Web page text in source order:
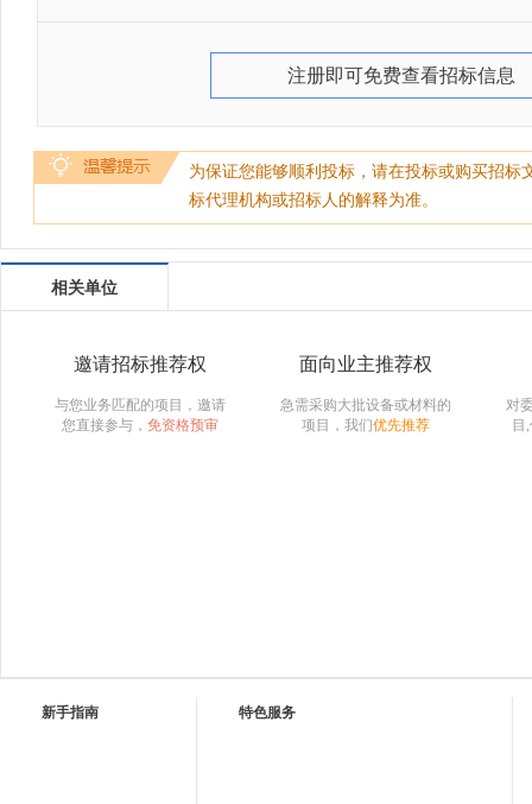
注册即可免费查看招标信息
为保证您能够顺利投标，请在投标或购买招
标代理机构或招标人的解释为准。
相关单位
邀请招标推荐权
与您业务匹配的项目，邀请
您直接参与， 免资格预审
面向业主推荐权
急需采购大批设备或材料的
项目，我们优先推荐
对
目
新手指南 特色服务